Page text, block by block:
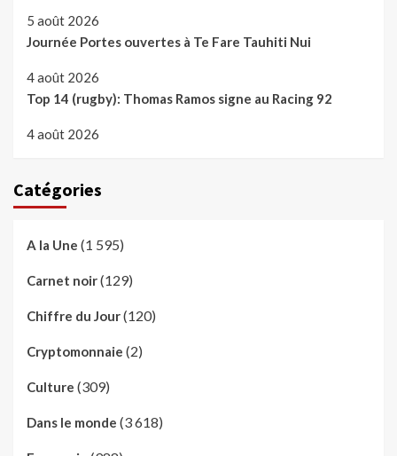
5 août 2026
Journée Portes ouvertes à Te Fare Tauhiti Nui
4 août 2026
Top 14 (rugby): Thomas Ramos signe au Racing 92
4 août 2026
Catégories
A la Une (1 595)
Carnet noir(129)
Chiffre du Jour(120)
Cryptomonnaie (2)
Culture (309)
Dans le monde (3 618)